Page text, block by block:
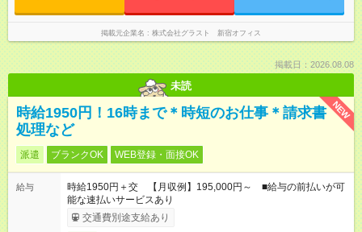
掲載元企業名 株式会社グラスト 新宿オフィス
掲載日：2026.08.08
未読
NEW
時給1950円！16時まで＊時短のお仕事＊請求書
処理など
派遣 ブランクOK WEB登録・面接OK
給与
時給1950円＋交 【月収例】195,000円～ ■給与の前払いが可
能な速払いサービスあり
交通費別途支給あり